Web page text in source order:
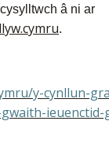
â ni ar
.
y-cynllun-